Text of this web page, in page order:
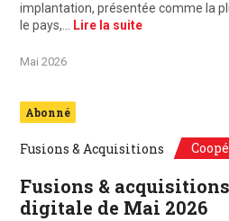
implantation, présentée comme la
le pays,… Lire la suite
Mai 2026
Abonné
Fusions & Acquisitions
Fusions &
digitale de Mai 2026